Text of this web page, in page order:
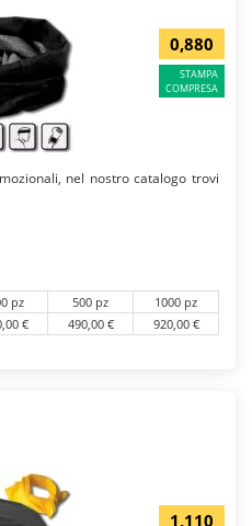
0,880
STAMPA
COMPRESA
nel nostro catalogo trovi
pz 500 pz
1000 pz
€ 490,00 € 920,00 €
1,110